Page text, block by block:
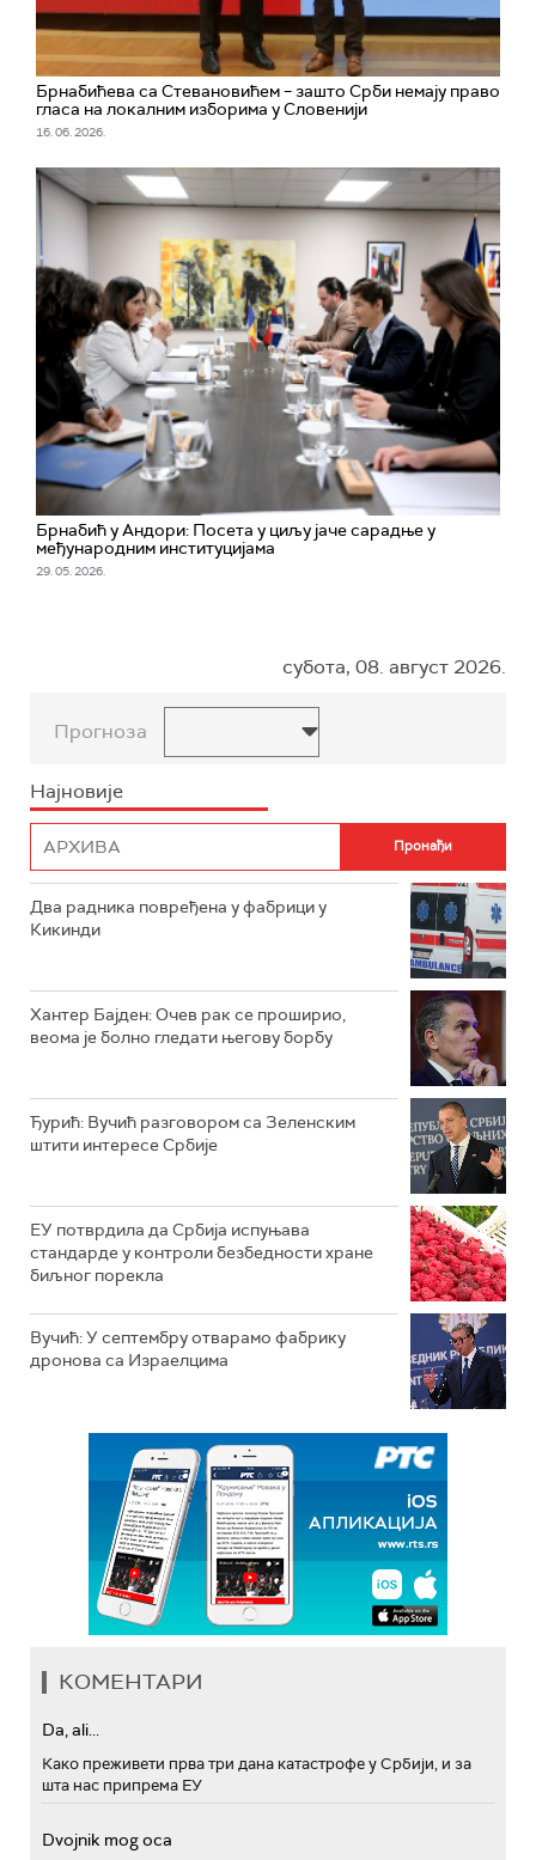
Брнабићева са Стевановићем – зашто Срби немају право
гласа на локалним изборима у Словенији
16. 06. 2026.
Брнабић у Андори: Посета у циљу јаче сарадње у
међународним институцијама
29. 05. 2026.
субота, 08. август 2026.
Прогноза
Најновије
Два радника повређена у фабрици у
Кикинди
Хантер Бајден: Очев рак се проширио,
веома је болно гледати његову борбу
Ђурић: Вучић разговором са Зеленским
штити интересе Србије
ЕУ потврдила да Србија испуњава
стандарде у контроли безбедности хране
биљног порекла
Вучић: У септембру отварамо фабрику
дронова са Израелцима
КОМЕНТАРИ
Da, ali...
Како преживети прва три дана катастрофе у Србији, и за
шта нас припрема ЕУ
Dvojnik mog oca